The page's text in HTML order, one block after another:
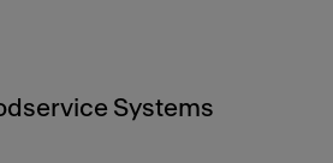
Systems